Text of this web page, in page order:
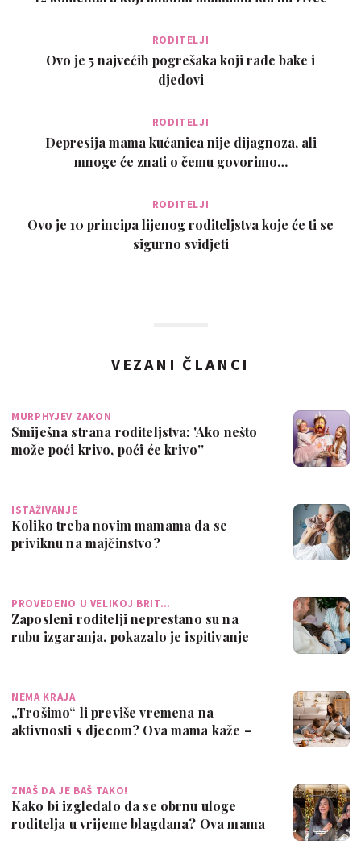
RODITELJI
Ovo je 5 najvećih pogrešaka koji rade bake i
djedovi
RODITELJI
Depresija mama kućanica nije dijagnoza, ali
mnoge će znati o čemu govorimo…
RODITELJI
Ovo je 10 principa lijenog roditeljstva koje će ti se
sigurno svidjeti
VEZANI ČLANCI
MURPHYJEV ZAKON
Smiješna strana roditeljstva: 'Ako nešto
može poći krivo, poći će krivo''
ISTAŽIVANJE
Koliko treba novim mamama da se
priviknu na majčinstvo?
PROVEDENO U VELIKOJ BRIT…
Zaposleni roditelji neprestano su na
rubu izgaranja, pokazalo je ispitivanje
NEMA KRAJA
„Trošimo“ li previše vremena na
aktivnosti s djecom? Ova mama kaže –
ZNAŠ DA JE BAŠ TAKO!
Kako bi izgledalo da se obrnu uloge
roditelja u vrijeme blagdana? Ova mama